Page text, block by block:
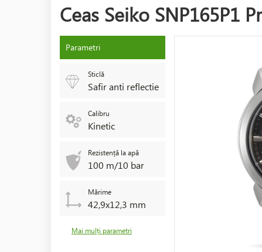
Ceas Seiko SNP165P1
Parametri
Sticlă
Safir anti reflectie
Calibru
Kinetic
Rezistență la apă
100 m/10 bar
Mărime
42,9x12,3 mm
Mai mulți parametri